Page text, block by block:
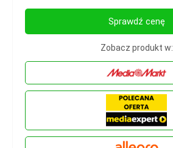
Sprawdź cenę
Zobacz produkt w: